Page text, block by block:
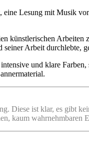
eine Lesung mit Musik
künstlerischen
seiner Arbeit durchlebte,
und klare
Diese ist klar, es gibt
kaum wahrnehmbaren